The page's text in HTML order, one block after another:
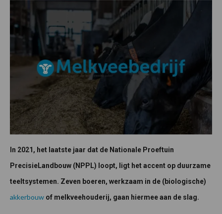
In 2021, het laatste jaar dat de Nationale Proeftuin
PrecisieLandbouw (NPPL) loopt, ligt het accent op duurzame
teeltsystemen. Zeven boeren, werkzaam in de (biologische)
akkerbouw of melkveehouderij, gaan hiermee aan de slag.